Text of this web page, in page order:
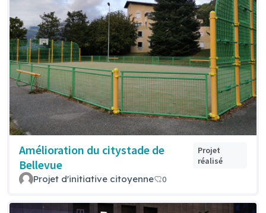
Amélioration du citystade de
Bellevue
Projet
réalisé
Projet d'initiative citoyenne 0